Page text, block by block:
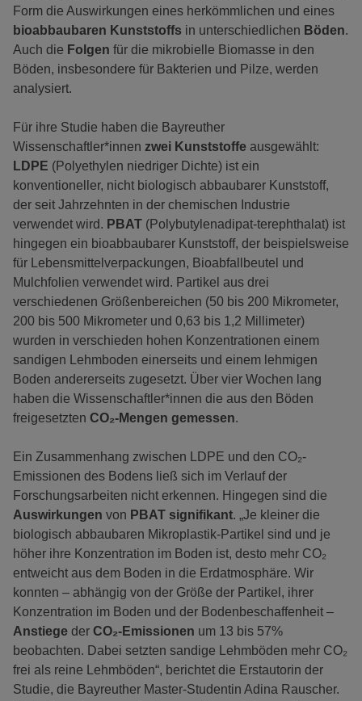
Form die Auswirkungen eines herkömmlichen und eines
bioabbaubaren Kunststoffs in unterschiedlichen Böden.
Auch die Folgen für die mikrobielle Biomasse in den
Böden, insbesondere für Bakterien und Pilze, werden
analysiert.
Für ihre Studie haben die Bayreuther
Wissenschaftler*innen zwei Kunststoffe ausgewählt:
LDPE (Polyethylen niedriger Dichte) ist ein
konventioneller, nicht biologisch abbaubarer Kunststoff,
der seit Jahrzehnten in der chemischen Industrie
verwendet wird. PBAT (Polybutylenadipat-terephthalat) ist
hingegen ein bioabbaubarer Kunststoff, der beispielsweise
für Lebensmittelverpackungen, Bioabfallbeutel und
Mulchfolien verwendet wird. Partikel aus drei
verschiedenen Größenbereichen (50 bis 200 Mikrometer,
200 bis 500 Mikrometer und 0,63 bis 1,2 Millimeter)
wurden in verschieden hohen Konzentrationen einem
sandigen Lehmboden einerseits und einem lehmigen
Boden andererseits zugesetzt. Über vier Wochen lang
haben die Wissenschaftler*innen die aus den Böden
freigesetzten CO₂-Mengen gemessen.
Ein Zusammenhang zwischen LDPE und den CO₂-
Emissionen des Bodens ließ sich im Verlauf der
Forschungsarbeiten nicht erkennen. Hingegen sind die
Auswirkungen von PBAT signifikant. „Je kleiner die
biologisch abbaubaren Mikroplastik-Partikel sind und je
höher ihre Konzentration im Boden ist, desto mehr CO₂
entweicht aus dem Boden in die Erdatmosphäre. Wir
konnten – abhängig von der Größe der Partikel, ihrer
Konzentration im Boden und der Bodenbeschaffenheit –
Anstiege der CO₂-Emissionen um 13 bis 57%
beobachten. Dabei setzten sandige Lehmböden mehr CO₂
frei als reine Lehmböden“, berichtet die Erstautorin der
Studie, die Bayreuther Master-Studentin Adina Rauscher.